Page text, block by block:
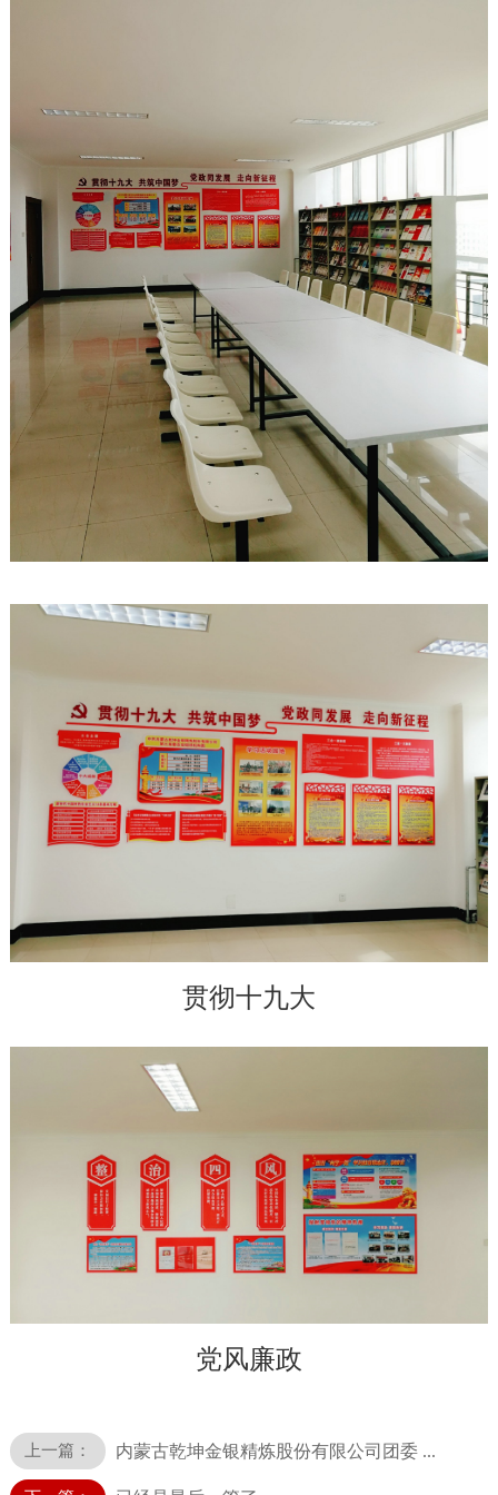
贯彻十九大
党风廉政
上一篇： 内蒙古乾坤金银精炼股份有限公司团委 ...